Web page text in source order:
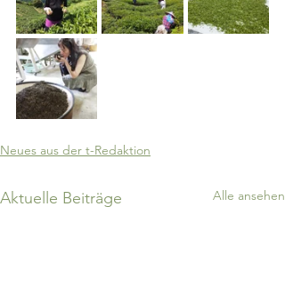
Neues aus der t-Redaktion
Aktuelle Beiträge Alle ansehen